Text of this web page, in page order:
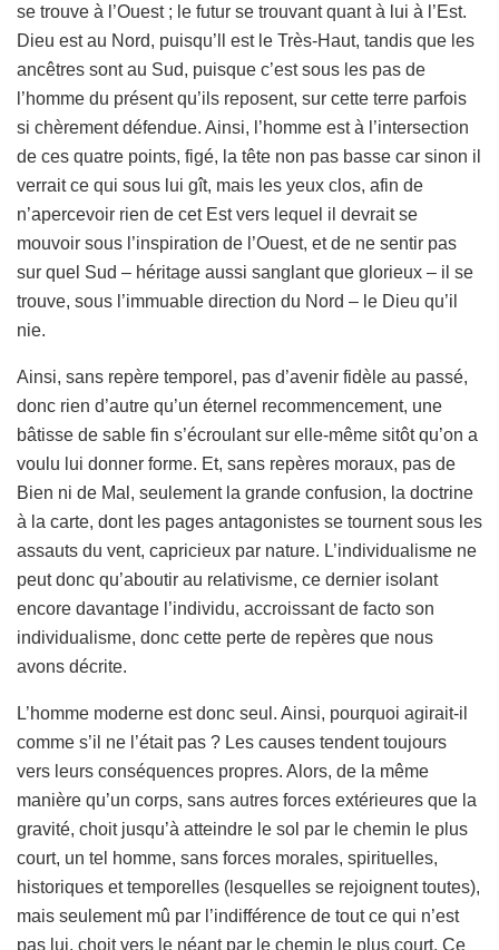
se trouve à l’Ouest ; le futur se trouvant quant à lui à l’Est.
Dieu est au Nord, puisqu’ll est le Très-Haut, tandis que les
ancêtres sont au Sud, puisque c’est sous les pas de
l’homme du présent qu’ils reposent, sur cette terre parfois
si chèrement défendue. Ainsi, l’homme est à l’intersection
de ces quatre points, figé, la tête non pas basse car sinon il
verrait ce qui sous lui gît, mais les yeux clos, afin de
n’apercevoir rien de cet Est vers lequel il devrait se
mouvoir sous l’inspiration de l’Ouest, et de ne sentir pas
sur quel Sud – héritage aussi sanglant que glorieux – il se
trouve, sous l’immuable direction du Nord – le Dieu qu’il
nie.
Ainsi, sans repère temporel, pas d’avenir fidèle au passé,
donc rien d’autre qu’un éternel recommencement, une
bâtisse de sable fin s’écroulant sur elle-même sitôt qu’on a
voulu lui donner forme. Et, sans repères moraux, pas de
Bien ni de Mal, seulement la grande confusion, la doctrine
à la carte, dont les pages antagonistes se tournent sous les
assauts du vent, capricieux par nature. L’individualisme ne
peut donc qu’aboutir au relativisme, ce dernier isolant
encore davantage l’individu, accroissant de facto son
individualisme, donc cette perte de repères que nous
avons décrite.
L’homme moderne est donc seul. Ainsi, pourquoi agirait-il
comme s’il ne l’était pas ? Les causes tendent toujours
vers leurs conséquences propres. Alors, de la même
manière qu’un corps, sans autres forces extérieures que la
gravité, choit jusqu’à atteindre le sol par le chemin le plus
court, un tel homme, sans forces morales, spirituelles,
historiques et temporelles (lesquelles se rejoignent toutes),
mais seulement mû par l’indifférence de tout ce qui n’est
pas lui, choit vers le néant par le chemin le plus court. Ce